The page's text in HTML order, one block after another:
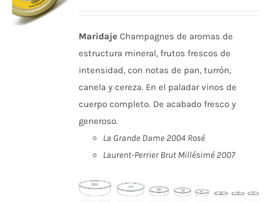
Maridaje Champagnes de aromas de
estructura mineral, frutos frescos de
intensidad, con notas de pan, turrón,
canela y cereza. En el paladar vinos de
cuerpo completo. De acabado fresco y
generoso.
La Grande Dame 2004 Rosé
Laurent-Perrier Brut Millésimé 2007